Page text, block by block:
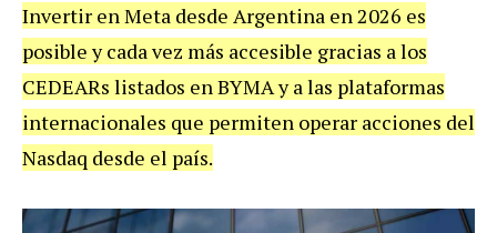
Invertir en Meta desde Argentina en 2026 es
posible y cada vez más accesible gracias a los
CEDEARs listados en BYMA y a las plataformas
internacionales que permiten operar acciones del
Nasdaq desde el país.